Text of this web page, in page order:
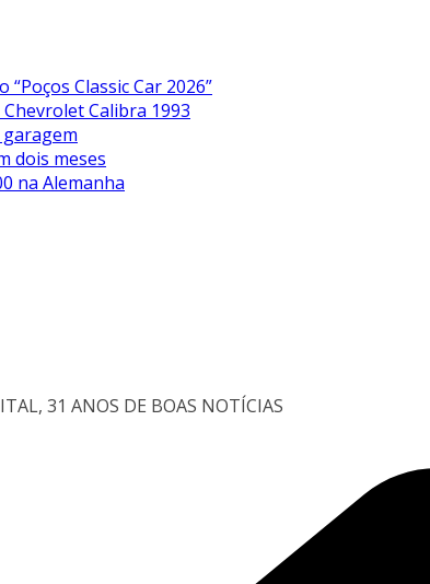
“Poços Classic Car 2026”
Chevrolet Calibra 1993
dois meses
na Alemanha
31 ANOS DE BOAS NOTÍCIAS